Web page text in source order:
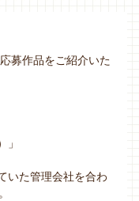
募作品をご紹介いた
」
いた管理会社を合わ